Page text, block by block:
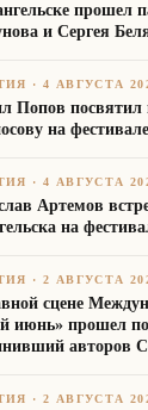
прошел
и Сергея
·4 АВГУСТА
Попов посвятил
на
·4 АВГУСТА
Артемов
на
·2 АВГУСТА
сцене
июнь» прошел
авторов
·2 АВГУСТА